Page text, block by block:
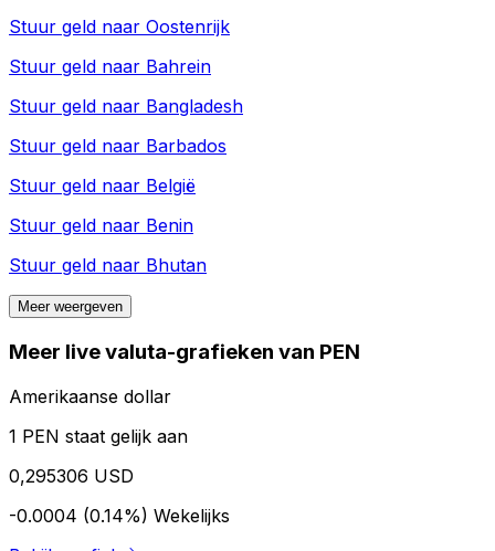
Stuur geld naar Oostenrijk
Stuur geld naar Bahrein
Stuur geld naar Bangladesh
Stuur geld naar Barbados
Stuur geld naar België
Stuur geld naar Benin
Stuur geld naar Bhutan
Meer weergeven
Meer live valuta-grafieken van PEN
Amerikaanse dollar
1 PEN staat gelijk aan
0,295306 USD
-0.0004 (0.14%) Wekelijks